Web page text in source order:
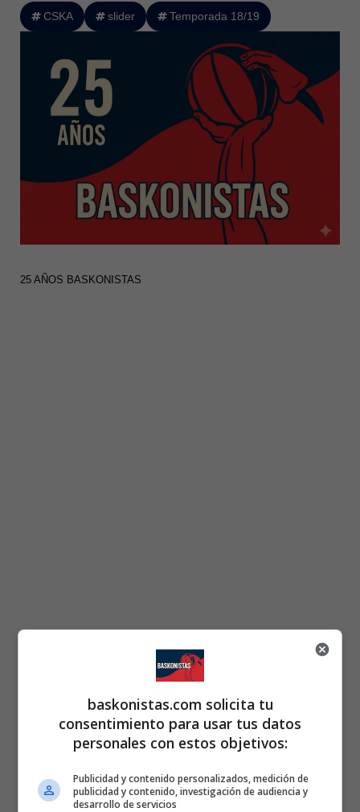
CSKA slider Temporada 18/19
25 AÑOS BASKONISTAS
baskonistas.com solicita tu
consentimiento para usar tus datos
personales con estos objetivos:
Publicidad y contenido personalizados, medición de
publicidad y contenido, investigación de audiencia y
desarrollo de servicios